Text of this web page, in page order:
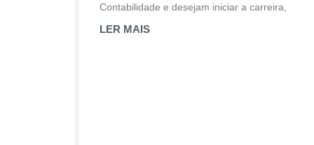
Contabilidade e desejam iniciar a carreira,
LER MAIS